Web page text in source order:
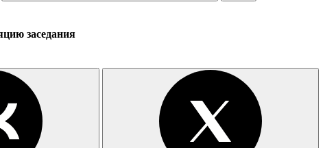
заседания